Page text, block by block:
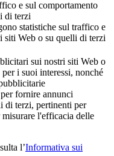
e sul comportamento
di terzi
statistiche sul traffico e
siti Web o su quelli di terzi
sui nostri siti Web o
i suoi interessi, nonché
fornire annunci
di terzi, pertinenti per
l'efficacia delle
l’Informativa sui